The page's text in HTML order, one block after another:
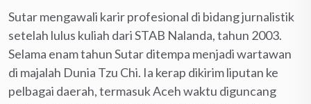
Sutar mengawali karir profesional di bidang jurnalistik
setelah lulus kuliah dari STAB Nalanda, tahun 2003.
Selama enam tahun Sutar ditempa menjadi wartawan
di majalah Dunia Tzu Chi. Ia kerap dikirim liputan ke
pelbagai daerah, termasuk Aceh waktu diguncang